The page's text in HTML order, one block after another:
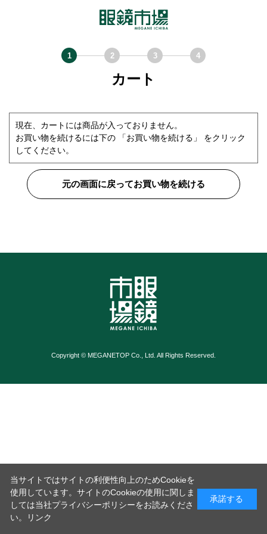
カート
現在、カートには商品が入っておりません。
お買い物を続けるには下の 「お買い物を続ける」 をクリック
してください。
元の画面に戻ってお買い物を続ける
Copyright © MEGANETOP Co., Ltd. All Rights Reserved.
当サイトではサイトの利便性向上のためCookieを
使用しています。サイトのCookieの使用に関しま
しては当社プライバシーポリシーをお読みくださ
い。
リンク
承諾する